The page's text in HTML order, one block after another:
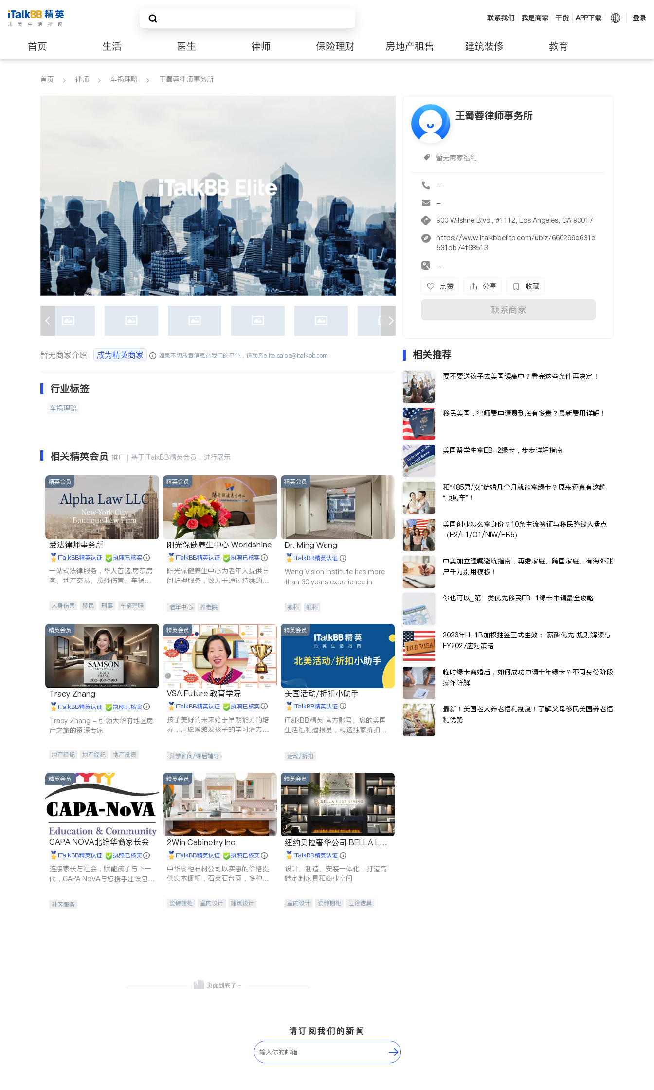
联系我们 我是商家 干货 APP下载 登录
首页 生活 医生 律师 保险理财 房地产租售 建筑装修 教育
养老 非盈利组织
首页 律师 车祸理赔 王蜀蓉律师事务所
王蜀蓉律师事务所
暂无商家福利
-
-
900 Wilshire Blvd., #1112, Los Angeles, CA 90017
https://www.italkbbelite.com/ubiz/660299d631d
531db74f68513
-
点赞 分享 收藏
联系商家
暂无商家介绍 成为精英商家 如果不想放置信息在我们的平台，请联系elite.sales@italkbb.com
行业标签
车祸理赔
相关精英会员 推广 | 基于iTalkBB精英会员，进行展示
精英会员
爱法律师事务所
iTalkBB精英认证 执照已核实
一站式法律服务，华人首选.房东房
客、地产交易、意外伤害、车祸重
人身伤害 移民 刑事
车祸理赔
商标注册
索赔 律师-其它 保释
精英会员
阳光保健养生中心 Worldshine
iTalkBB精英认证 执照已核实
阳光保健养生中心为老年人提供日
间护理服务，致力于通过持续的护
老年中心 养老院
精英会员
Dr. Ming Wang
iTalkBB精英认证
Wang Vision Institute has more
than 30 years experience in
眼科 眼科
精英会员
Tracy Zhang
iTalkBB精英认证 执照已核实
Tracy Zhang - 引领大华府地区房
产之旅的资深专家
地产经纪 地产经纪
地产投资
精英会员
VSA Future 教育学院
iTalkBB精英认证 执照已核实
孩子美好的未来始于早期能力的培
养，用愿景激发孩子的学习潜力和
升学顾问/课后辅导
精英会员
美国活动/折扣小助手
iTalkBB精英认证
iTalkBB精英 官方账号。您的美国
生活福利播报员，精选独家折扣、
活动/折扣
精英会员
CAPA NOVA北维华裔家长会
iTalkBB精英认证 执照已核实
连接家长与社会，赋能孩子与下一
代，CAPA NoVA与您携手建设包
社区服务
精英会员
2Win Cabinetry Inc.
iTalkBB精英认证 执照已核实
中华橱柜石材公司以实惠的价格提
供实木橱柜，石英石台面，多种优
机。品质厨房，家的选择。
瓷砖橱柜 室内设计
建筑设计
精英会员
纽约贝拉奢华公司 BELLA LUX
E iTalkBB精英认证
设计、制造、安装一体化，打造高
端定制家具和商业空间
室内设计 瓷砖橱柜
卫浴洁具
相关推荐
要不要送孩子去美国读高中？看完这些条件再决定！
移民美国，律师费申请费到底有多贵？最新费用详解！
美国留学生拿EB-2绿卡，步步详解指南
和“485男/女”结婚几个月就能拿绿卡？原来还真有这趟
“顺风车”！
美国创业怎么拿身份？10条主流签证与移民路线大盘点
（E2/L1/O1/NIW/EB5）
中美加立遗嘱避坑指南，再婚家庭、跨国家庭、有海外账
户千万别用模板！
你也可以_第一类优先移民EB-1绿卡申请最全攻略
2026年H-1B加权抽签正式生效：“薪酬优先”规则解读与
FY2027应对策略
临时绿卡离婚后，如何成功申请十年绿卡？不同身份阶段
操作详解
最新！美国老人养老福利制度！了解父母移民美国养老福
利优势
请订阅我们的新闻